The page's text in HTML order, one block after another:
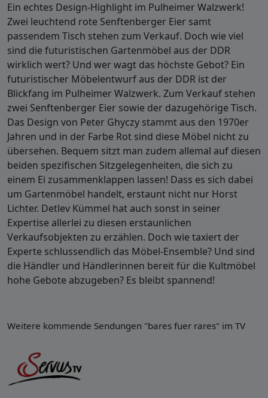
Ein echtes Design-Highlight im Pulheimer Walzwerk!
Zwei leuchtend rote Senftenberger Eier samt
passendem Tisch stehen zum Verkauf. Doch wie viel
sind die futuristischen Gartenmöbel aus der DDR
wirklich wert? Und wer wagt das höchste Gebot? Ein
futuristischer Möbelentwurf aus der DDR ist der
Blickfang im Pulheimer Walzwerk. Zum Verkauf stehen
zwei Senftenberger Eier sowie der dazugehörige Tisch.
Das Design von Peter Ghyczy stammt aus den 1970er
Jahren und in der Farbe Rot sind diese Möbel nicht zu
übersehen. Bequem sitzt man zudem allemal auf diesen
beiden spezifischen Sitzgelegenheiten, die sich zu
einem Ei zusammenklappen lassen! Dass es sich dabei
um Gartenmöbel handelt, erstaunt nicht nur Horst
Lichter. Detlev Kümmel hat auch sonst in seiner
Expertise allerlei zu diesen erstaunlichen
Verkaufsobjekten zu erzählen. Doch wie taxiert der
Experte schlussendlich das Möbel-Ensemble? Und sind
die Händler und Händlerinnen bereit für die Kultmöbel
hohe Gebote abzugeben? Es bleibt spannend!
Weitere kommende Sendungen "bares fuer rares" im TV